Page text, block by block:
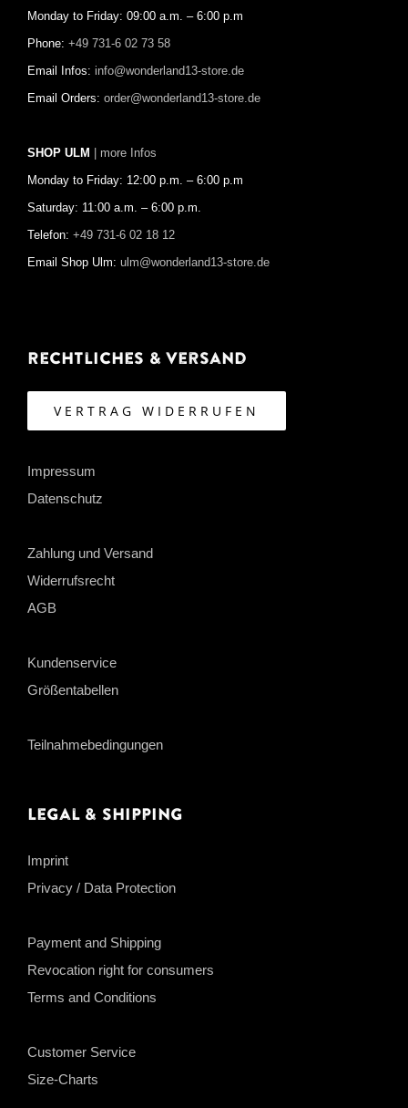
Monday to Friday: 09:00 a.m. – 6:00 p.m
Phone: +49 731-6 02 73 58
Email Infos: info@wonderland13-store.de
Email Orders: order@wonderland13-store.de
SHOP ULM | more Infos
Monday to Friday: 12:00 p.m. – 6:00 p.m
Saturday: 11:00 a.m. – 6:00 p.m.
Telefon: +49 731-6 02 18 12
Email Shop Ulm: ulm@wonderland13-store.de
Rechtliches & Versand
VERTRAG WIDERRUFEN
Impressum
Datenschutz
Zahlung und Versand
Widerrufsrecht
AGB
Kundenservice
Größentabellen
Teilnahmebedingungen
Legal & Shipping
Imprint
Privacy / Data Protection
Payment and Shipping
Revocation right for consumers
Terms and Conditions
Customer Service
Size-Charts